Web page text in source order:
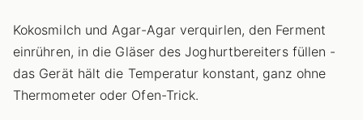
Kokosmilch und Agar-Agar verquirlen, den Ferment
einrühren, in die Gläser des Joghurtbereiters füllen -
das Gerät hält die Temperatur konstant, ganz ohne
Thermometer oder Ofen-Trick.